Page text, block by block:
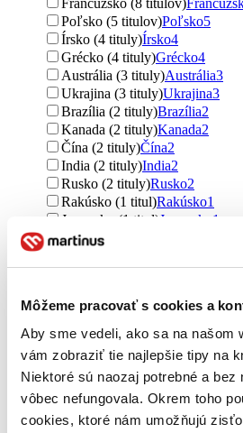
Môžeme pracovať s cookies a
Aby sme vedeli, ako sa na našom
vám zobraziť tie najlepšie tipy na
Niektoré sú naozaj potrebné a
vôbec nefungovala. Okrem toho
cookies, ktoré nám umožňujú
Francúzsko (8 titulov)
Poľsko (5 titulov)Poľsko5
Írsko (4 tituly)Írsko4
Grécko (4 tituly)Grécko4
Austrália (3 tituly)Austrália3
Ukrajina (3 tituly)Ukrajina3
Brazília (2 tituly)Brazília2
Kanada (2 tituly)Kanada2
Čína (2 tituly)Čína2
India (2 tituly)India2
Rusko (2 tituly)Rusko2
Rakúsko (1 titul)Rakúsko1
Japonsko (1 titul)Japonsko 1
Filipíny (1 titul)
Autor
Dale Carnegie (22 titulov)Dale
Gill Sims (12 titulov)
Randall Munroe (7 titulov)
Louise L. Hay (6 titulov)
Walter Lübeck (6 titulov)
Ines de la Fressange (6 titulov)